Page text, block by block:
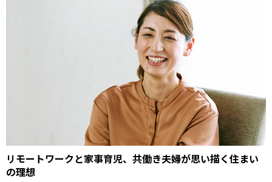
リモートワークと家事育児、共働き夫婦が思い描く住まい
の理想